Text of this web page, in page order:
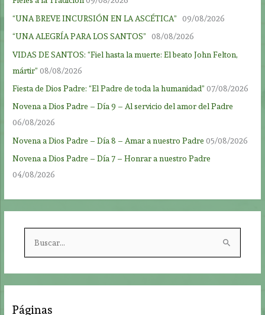
“UNA BREVE INCURSIÓN EN LA ASCÉTICA”
09/08/2026
“UNA ALEGRÍA PARA LOS SANTOS”
08/08/2026
VIDAS DE SANTOS: “Fiel hasta la muerte: El beato John Felton,
mártir” 08/08/2026
Fiesta de Dios Padre: “El Padre de toda la humanidad” 07/08/2026
Novena a Dios Padre – Día 9 – Al servicio del amor del Padre
06/08/2026
Novena a Dios Padre – Día 8 – Amar a nuestro Padre 05/08/2026
Novena a Dios Padre – Día 7 – Honrar a nuestro Padre
04/08/2026
c
Páginas